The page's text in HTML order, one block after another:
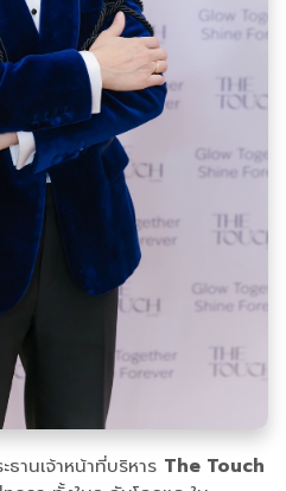
ธานเจ้าหน้าที่บริหาร The Touch